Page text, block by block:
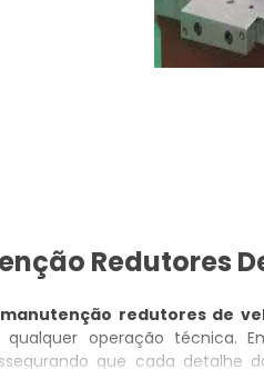
Redutores
manutenção redutores de
operação técnica.
que cada